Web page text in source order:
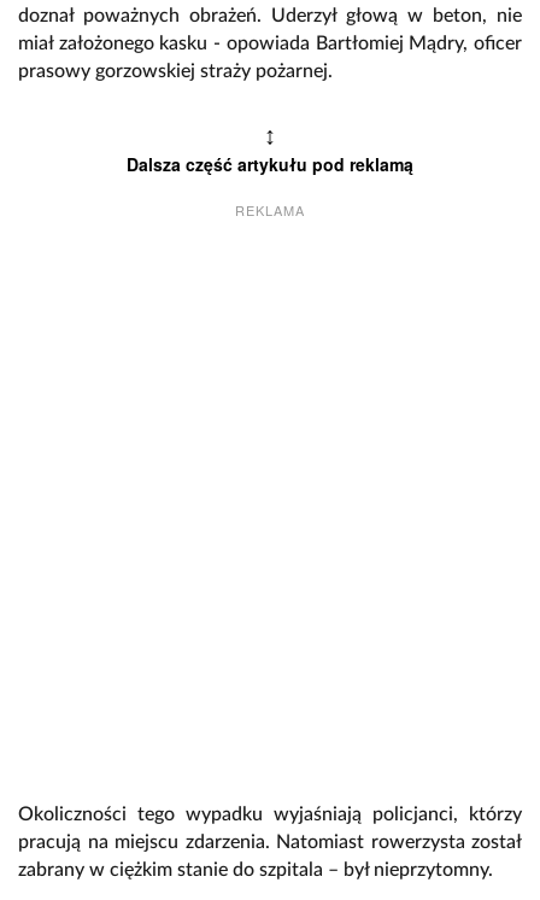
doznał poważnych obrażeń. Uderzył głową w beton, nie
miał założonego kasku - opowiada Bartłomiej Mądry, oficer
prasowy gorzowskiej straży pożarnej.
↕
Dalsza część artykułu pod reklamą
REKLAMA
Okoliczności tego wypadku wyjaśniają policjanci, którzy
pracują na miejscu zdarzenia. Natomiast rowerzysta został
zabrany w ciężkim stanie do szpitala – był nieprzytomny.